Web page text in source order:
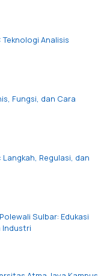
Analisis
Fungsi, dan Cara
Regulasi, dan
Sulbar: Edukasi
Industri